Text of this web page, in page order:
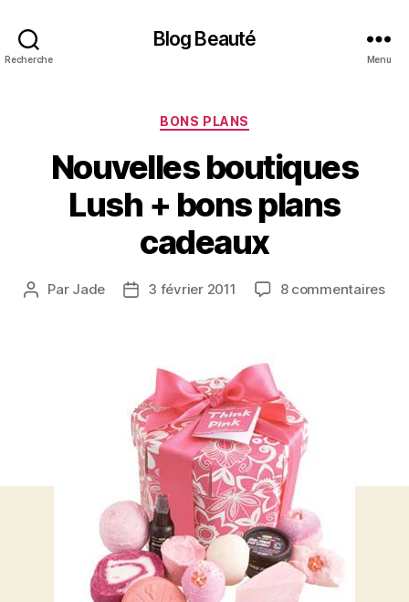
Recherche
Blog Beauté
Menu
Catégories
BONS PLANS
Nouvelles boutiques
Lush + bons plans
cadeaux
Auteur
Par Jade
Date3 février 2011 8 commentairessur